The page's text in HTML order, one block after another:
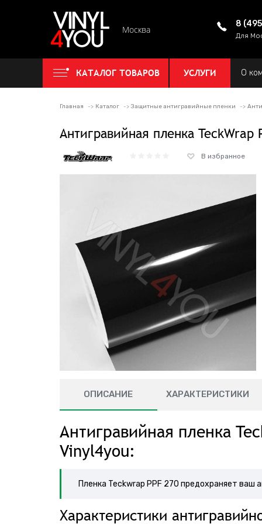
Москва
8
Для
КАТАЛОГ ТОВАРОВ УСЛУГИ О
Главная Каталог Защитные антигравийные пленки
Антигравийная пленка TeckWrap
В избранное
ОПИСАНИЕ ХАРАКТЕРИСТИКИ
Антигравийная пленка
Vinyl4you:
Пленка Teckwrap PPF 270 предохраняет ваш
Характеристики